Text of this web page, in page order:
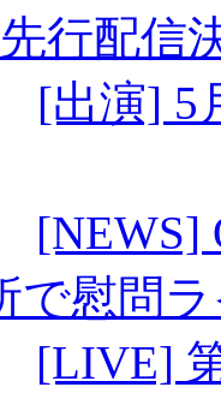
行配信
[出演] 5
[NEWS]
で慰問
[LIVE]